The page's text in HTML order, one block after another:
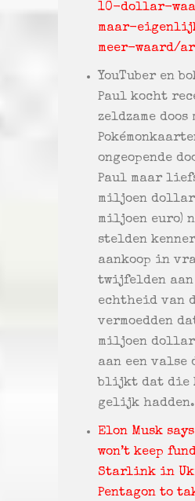
10-dollar-
maar-
meer-waard/
YouTuber en
Paul kocht
zeldzame doos
ongeopende
Paul maar
miljoen dollar
miljoen euro)
stelden
aankoop in
twijfelden aan
echtheid van
vermoedden
miljoen
aan een valse
blijkt dat die
gelijk hadden.
Elon Musk
won’t keep
Starlink in
Pentagon to